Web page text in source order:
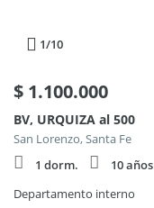
1/10
$ 1.100.000
BV, URQUIZA al 500
San Lorenzo, Santa Fe
1 dorm.
10 años
Departamento interno